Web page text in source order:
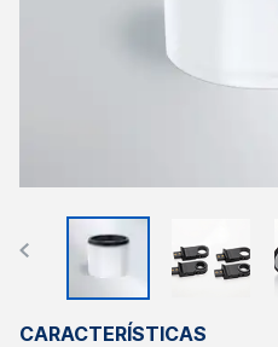
CARACTERÍSTICAS